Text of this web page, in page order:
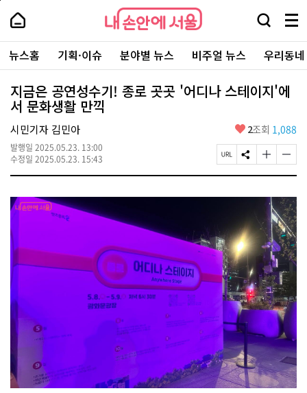
본
로
가
내
손
안
에
서
울
-
서
울
시
대
표
소
통
포
내
손
에
울
검
창
열
기
메
뉴
전
체
보
주
요
서
뉴스홈 기획·이슈 분야별 뉴스 비주얼 뉴스 우리동
지금은 공연성수기! 종로 곳곳 '어디나 스테이지'에
서 문화생활 만끽
시민기자 김민아
발행일 2025.05.23. 13:00
수정일 2025.05.23. 15:43
좋
요
2조회 1,088
페
이
U
복
사
S
N
공
하
기
글
자
기
크
게
변
경
하
기
글
자
기
작
게
변
경
하
기
페
상
단
로